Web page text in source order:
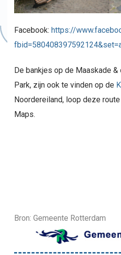
Facebook: https://
De bankjes op de Maaskade
Park, zijn ook te vinden op de
Noordereiland, loop deze
Maps.
Bron: Gemeente Rotterdam